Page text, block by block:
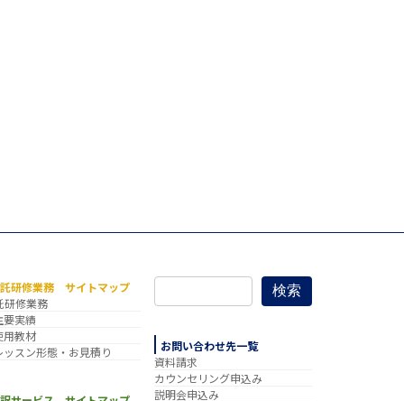
研修業務 サイトマップ
研修業務
要実績
用教材
ッスン形態・お見積り
検索
お問い合わせ先一覧
資料請求
カウンセリング申込み
説明会申込み